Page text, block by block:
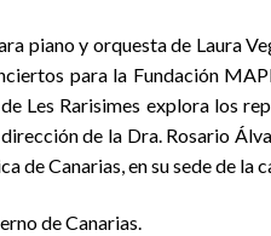
piano y orquesta de Laura
para la Fundación
Les Rarisimes explora los
de la Dra. Rosario
de Canarias, en su sede de la
de Canarias.